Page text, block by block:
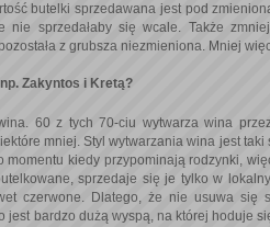
butelki sprzedawana jest pod
sprzedałaby się wcale. Także
z grubsza niezmieniona. Mniej
Zakyntos i Kretą?
60 z tych 70-ciu wytwarza wina
mniej. Styl wytwarzania wina jest taki
kiedy przypominają rodzynki,
sprzedaje się je tylko w
czerwone. Dlatego, że nie usuwa się
jest bardzo dużą wyspą, na której hoduje